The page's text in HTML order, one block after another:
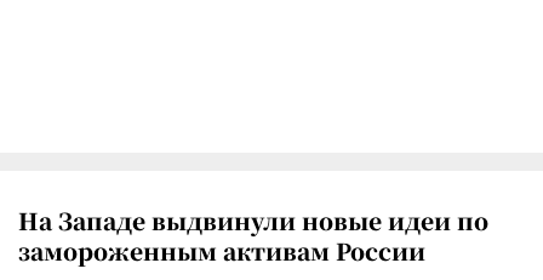
На Западе выдвинули новые идеи по
замороженным активам России